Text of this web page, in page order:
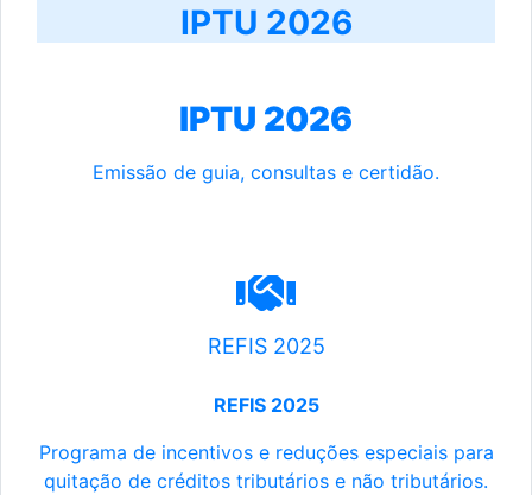
IPTU 2026
IPTU 2026
Emissão de guia, consultas e certidão.
REFIS 2025
REFIS 2025
Programa de incentivos e reduções especiais para
quitação de créditos tributários e não tributários.